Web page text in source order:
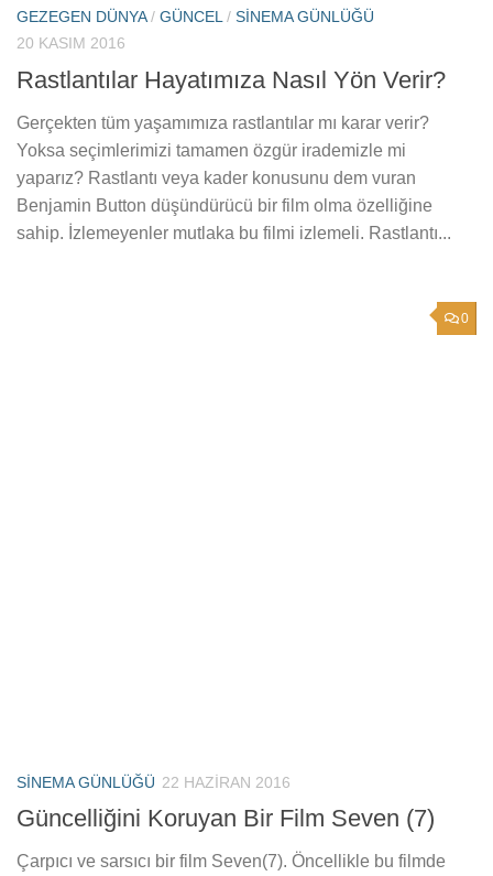
GEZEGEN DÜNYA/ GÜNCEL/ SINEMA GÜNLÜĞÜ
20 KASIM 2016
Rastlantılar Hayatımıza Nasıl Yön Verir?
Gerçekten tüm yaşamımıza rastlantılar mı karar verir?
Yoksa seçimlerimizi tamamen özgür irademizle mi
yaparız? Rastlantı veya kader konusunu dem vuran
Benjamin Button düşündürücü bir film olma özelliğine
sahip. İzlemeyenler mutlaka bu filmi izlemeli. Rastlantı...
0
SINEMA GÜNLÜĞÜ 22 HAZIRAN 2016
Güncelliğini Koruyan Bir Film Seven (7)
Çarpıcı ve sarsıcı bir film Seven(7). Öncellikle bu filmde